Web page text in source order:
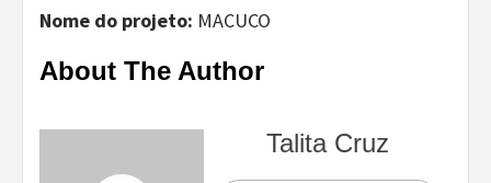
Nome do projeto: MACUCO
About The Author
Talita Cruz